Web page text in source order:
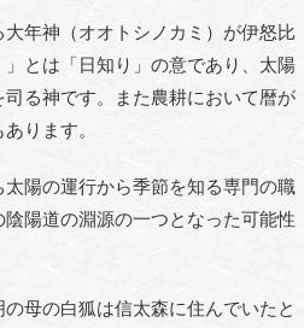
年神（オオトシノカミ）が伊怒比
とは「日知り」の意であり、太陽
る神です。また農耕において暦が
ります。
陽の運行から季節を知る専門の職
陽道の淵源の一つとなった可能性
母の白狐は信太森に住んでいたと